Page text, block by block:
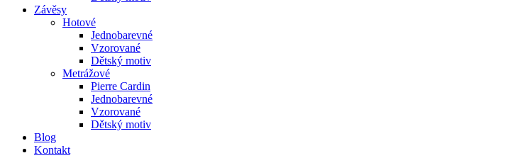
Závěsy
Hotové
Jednobarevné
Vzorované
Dětský motiv
Metrážové
Pierre Cardin
Jednobarevné
Vzorované
Dětský motiv
Blog
Kontakt